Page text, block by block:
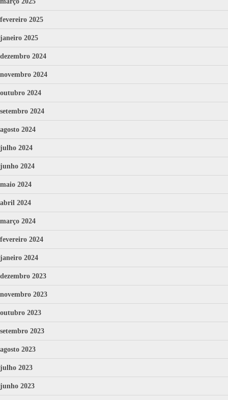
fevereiro 2025
janeiro 2025
dezembro 2024
novembro 2024
outubro 2024
setembro 2024
agosto 2024
julho 2024
junho 2024
maio 2024
abril 2024
março 2024
fevereiro 2024
janeiro 2024
dezembro 2023
novembro 2023
outubro 2023
setembro 2023
agosto 2023
julho 2023
junho 2023